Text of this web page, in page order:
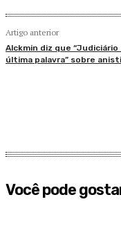
Artigo anterior
Alckmin diz que “Judiciário
última palavra” sobre
Você pode